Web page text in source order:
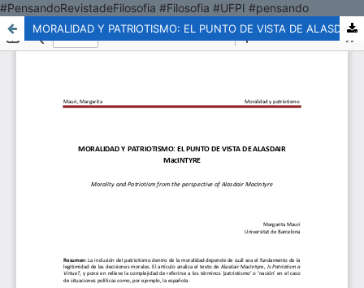
#PensandoRevistadeFilosofia #Filosofia #UFPI #pensando
MORALIDAD Y PATRIOTISMO: EL PUNTO DE VISTA DE ALASDAIR MacINTYRE